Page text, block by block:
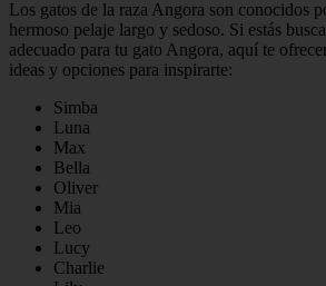
Los gatos de la raza Angora son conocidos
hermoso pelaje largo y sedoso. Si estás
adecuado para tu gato Angora, aquí te
ideas y opciones para inspirarte:
Simba
Luna
Max
Bella
Oliver
Mia
Leo
Lucy
Charlie